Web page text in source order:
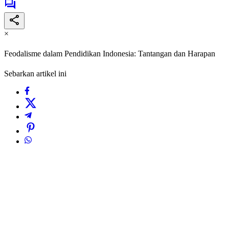
×
Feodalisme dalam Pendidikan Indonesia: Tantangan dan Harapan
Sebarkan artikel ini